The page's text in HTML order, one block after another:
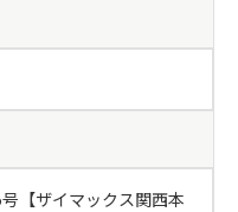
【ザイマックス関西本